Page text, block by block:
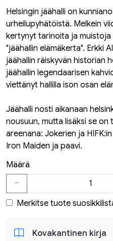
Helsingin jäähalli on
urheilupyhätöistä. Melkein
kertynyt tarinoita ja
"jäähallin elämäkerta". Erkki
jäähallin räiskyvän historian
jäähallin legendaarisen
viettänyt hallilla ison osan
Jäähalli nosti aikanaan
nousuun, mutta lisäksi se
areenana: Jokerien ja
Iron Maiden ja paavi.
Määrä
Merkitse tuote
Kovakantinen kirja